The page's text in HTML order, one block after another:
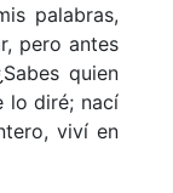
palabras,
pero antes
quien
lo diré; nací
viví en